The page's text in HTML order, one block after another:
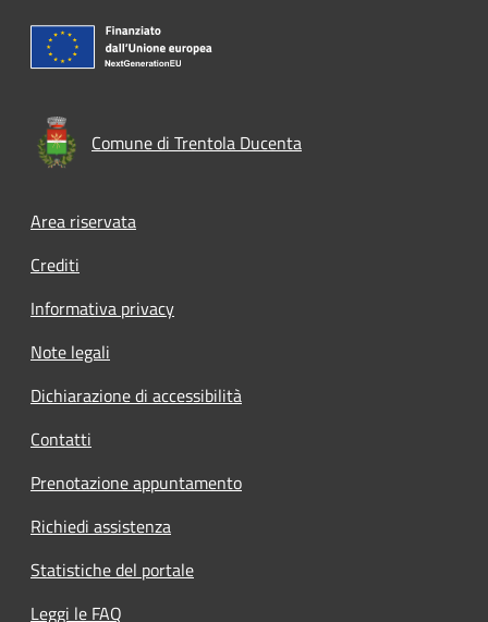
Comune di Trentola Ducenta
Footer menu
Area riservata
Crediti
Informativa privacy
Note legali
Dichiarazione di accessibilità
Contatti
Prenotazione appuntamento
Richiedi assistenza
Statistiche del portale
Leggi le FAQ